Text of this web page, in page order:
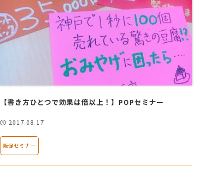
【書き方ひとつで効果は倍以上！】POPセミナー
2017.08.17
販促セミナー